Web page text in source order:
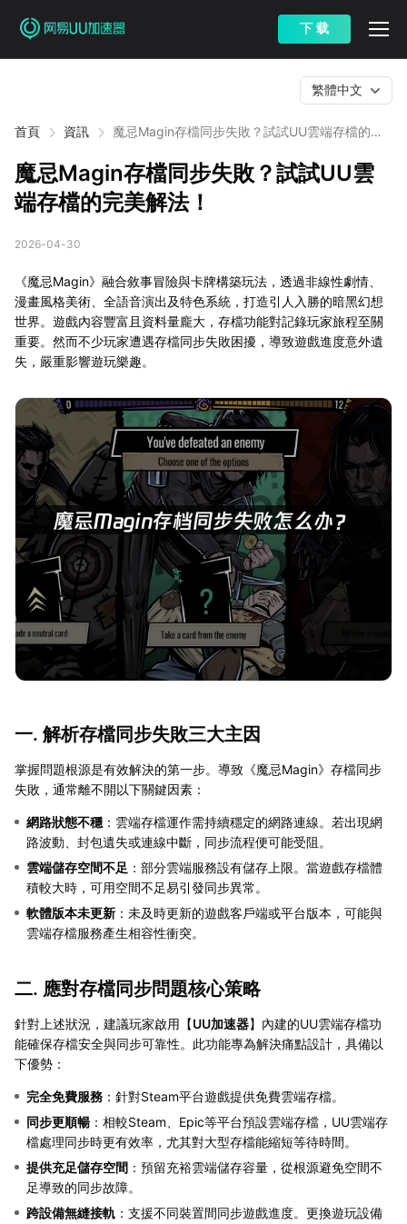
下 载
首頁 資訊
魔忌Magin存檔同步失敗？試試UU雲端存檔的完
繁體中文
魔忌Magin存檔同步失敗？試試UU雲
端存檔的完美解法！
2026-04-30
《魔忌Magin》融合敘事冒險與卡牌構築玩法，透過非線性劇情、
漫畫風格美術、全語音演出及特色系統，打造引人入勝的暗黑幻想
世界。遊戲內容豐富且資料量龐大，存檔功能對記錄玩家旅程至關
重要。然而不少玩家遭遇存檔同步失敗困擾，導致遊戲進度意外遺
失，嚴重影響遊玩樂趣。
一. 解析存檔同步失敗三大主因
掌握問題根源是有效解決的第一步。導致《魔忌Magin》存檔同步
失敗，通常離不開以下關鍵因素：
網路狀態不穩 ：雲端存檔運作需持續穩定的網路連線。若出現網
路波動、封包遺失或連線中斷，同步流程便可能受阻。
雲端儲存空間不足 ：部分雲端服務設有儲存上限。當遊戲存檔體
積較大時，可用空間不足易引發同步異常。
軟體版本未更新 ：未及時更新的遊戲客戶端或平台版本，可能與
雲端存檔服務產生相容性衝突。
二. 應對存檔同步問題核心策略
針對上述狀況，建議玩家啟用【UU加速器】內建的UU雲端存檔功
能確保存檔安全與同步可靠性。此功能專為解決痛點設計，具備以
下優勢：
完全免費服務 ：針對Steam平台遊戲提供免費雲端存檔。
同步更順暢 ：相較Steam、Epic等平台預設雲端存檔，UU雲端存
檔處理同步時更有效率，尤其對大型存檔能縮短等待時間。
提供充足儲存空間 ：預留充裕雲端儲存容量，從根源避免空間不
足導致的同步故障。
跨設備無縫接軌 ：支援不同裝置間同步遊戲進度。更換遊玩設備